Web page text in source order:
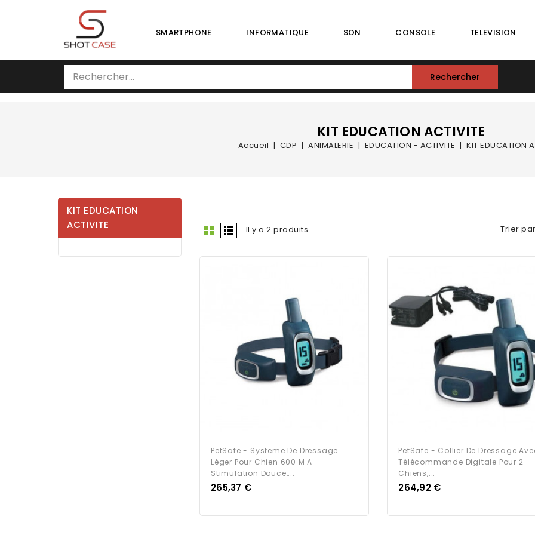
SMARTPHONE INFORMATIQUE SON CONSOLE TELEVISION
Rechercher
KIT EDUCATION ACTIVITE
Accueil CDP ANIMALERIE EDUCATION - ACTIVITE KIT EDUCATION
KIT EDUCATION
ACTIVITE
Il y a 2 produits. Trier
PetSafe - Systeme De Dressage
Léger Pour Chien 600 M A
Stimulation Douce,...
Prix
265,37 €
PetSafe - Collier De Dressage
Télécommande Digitale Pour 2
Chiens,...
Prix
264,92 €